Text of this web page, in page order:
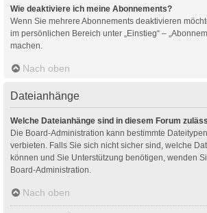
Wie deaktiviere ich meine Abonnements?
Wenn Sie mehrere Abonnements deaktivieren
im persönlichen Bereich unter „Einstieg“ –
machen.
Nach oben
Dateianhänge
Welche Dateianhänge sind in diesem Forum
Die Board-Administration kann bestimmte
verbieten. Falls Sie sich nicht sicher sind, welche
können und Sie Unterstützung benötigen, wenden
Board-Administration.
Nach oben